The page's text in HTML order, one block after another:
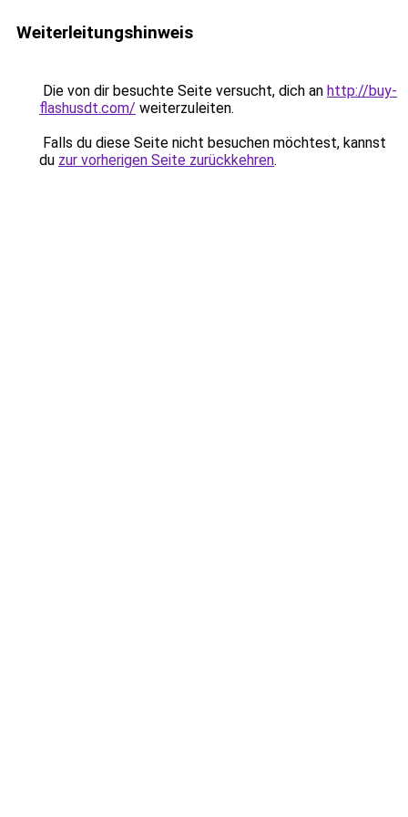
Weiterleitungshinweis
Die von dir besuchte Seite versucht, dich an http://buy-
flashusdt.com/ weiterzuleiten.
Falls du diese Seite nicht besuchen möchtest, kannst
du zur vorherigen Seite zurückkehren.